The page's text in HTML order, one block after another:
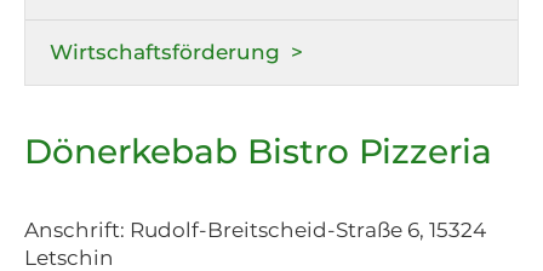
Wirtschaftsförderung
Dönerkebab Bistro Pizzeria
Anschrift: Rudolf-Breitscheid-Straße 6, 15324
Letschin